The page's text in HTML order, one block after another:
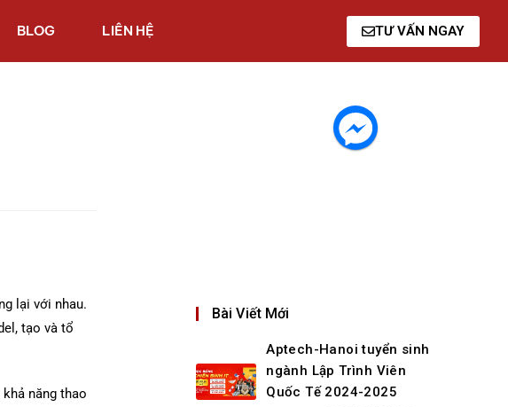
BLOG LIÊN HỆ TƯ VẤN NGAY
lại với nhau.
tạo và tổ
năng thao
Bài Viết Mới
Aptech-Hanoi tuyển sinh
ngành Lập Trình Viên
Quốc Tế 2024-2025